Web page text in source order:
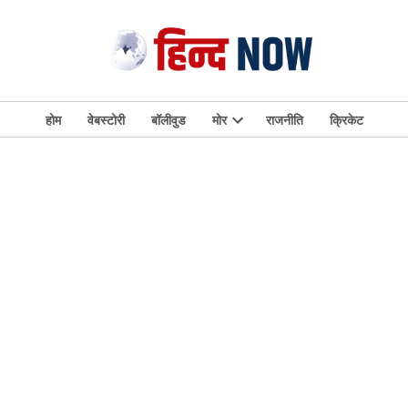
होम वेबस्टोरी बॉलीवुड मोर
Open
राजनीति क्रिकेट